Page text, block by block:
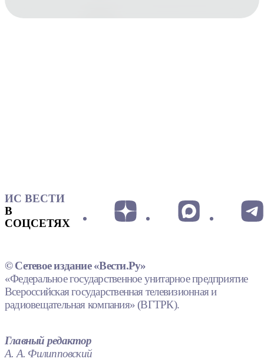
ИС ВЕСТИ
В
СОЦСЕТЯХ
© Сетевое издание «Вести.Ру»
«Федеральное государственное унитарное предприятие
Всероссийская государственная телевизионная и
радиовещательная компания» (ВГТРК).
Главный редактор
А. А. Филипповский